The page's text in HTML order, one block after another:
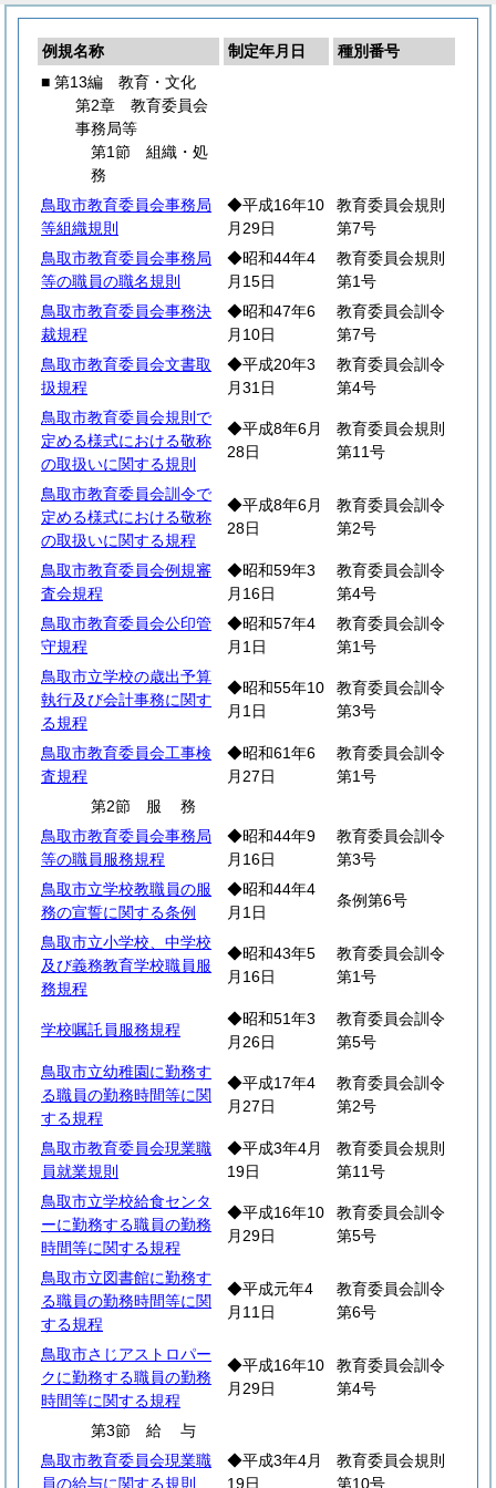
例規名称 制定年月日
種別番号
■ 第13編 教育・文化
第2章 教育委員会
事務局等
第1節 組織・処
務
鳥取市教育委員会事務局
等組織規則
◆平成16年10
月29日
教育委員会規則
第7号
鳥取市教育委員会事務局
等の職員の職名規則
◆昭和44年4
月15日
教育委員会規則
第1号
鳥取市教育委員会事務決
裁規程
◆昭和47年6
月10日
教育委員会訓令
第7号
鳥取市教育委員会文書取
扱規程
◆平成20年3
月31日
教育委員会訓令
第4号
鳥取市教育委員会規則で
定める様式における敬称
の取扱いに関する規則
◆平成8年6月
28日
教育委員会規則
第11号
鳥取市教育委員会訓令で
定める様式における敬称
の取扱いに関する規程
◆平成8年6月
28日
教育委員会訓令
第2号
鳥取市教育委員会例規審
査会規程
◆昭和59年3
月16日
教育委員会訓令
第4号
鳥取市教育委員会公印管
守規程
◆昭和57年4
月1日
教育委員会訓令
第1号
鳥取市立学校の歳出予算
執行及び会計事務に関す
る規程
◆昭和55年10
月1日
教育委員会訓令
第3号
鳥取市教育委員会工事検
査規程
◆昭和61年6
月27日
教育委員会訓令
第1号
第2節 服務
鳥取市教育委員会事務局
等の職員服務規程
◆昭和44年9
月16日
教育委員会訓令
第3号
鳥取市立学校教職員の服
務の宣誓に関する条例
◆昭和44年4
月1日
条例第6号
鳥取市立小学校、中学校
及び義務教育学校職員服
務規程
◆昭和43年5
月16日
教育委員会訓令
第1号
学校嘱託員服務規程
◆昭和51年3
月26日
教育委員会訓令
第5号
鳥取市立幼稚園に勤務す
る職員の勤務時間等に関
する規程
◆平成17年4
月27日
教育委員会訓令
第2号
鳥取市教育委員会現業職
員就業規則
◆平成3年4月
19日
教育委員会規則
第11号
鳥取市立学校給食センタ
ーに勤務する職員の勤務
時間等に関する規程
◆平成16年10
月29日
教育委員会訓令
第5号
鳥取市立図書館に勤務す
る職員の勤務時間等に関
する規程
◆平成元年4
月11日
教育委員会訓令
第6号
鳥取市さじアストロパー
クに勤務する職員の勤務
時間等に関する規程
◆平成16年10
月29日
教育委員会訓令
第4号
第3節 給与
鳥取市教育委員会現業職
員の給与に関する規則
◆平成3年4月
19日
教育委員会規則
第10号